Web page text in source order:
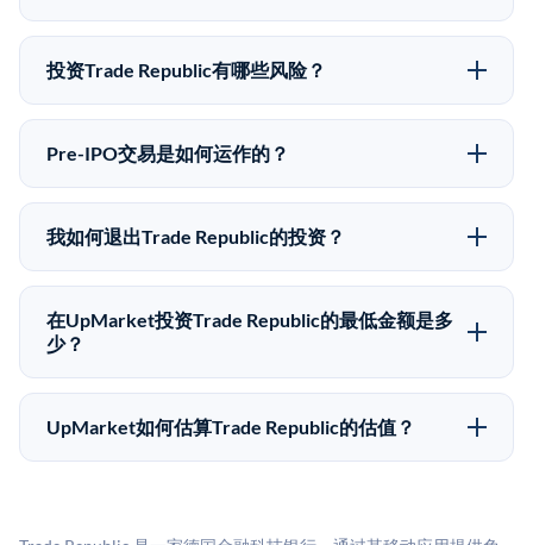
可以。合格投资者可以通过填写本页表单或在
upmarket.co创建账户来表达对Trade Republic股份的投
额为50,000美元。UpMarket是FINRA注册的经纪交易
商，自2019年以来已经纪超过5亿美元的另类投资。
投资Trade Republic有哪些风险？
Pre-IPO投资存在重大风险。Trade Republic的股份流动
性低，意味着没有公开市场可以快速出售。不存在确定
者应做好可能全部损失的准备。私有公司的估值在融资
轮次之间可能大幅波动。投资者应在投资前咨询其财务
Pre-IPO交易是如何运作的？
在Pre-IPO交易中，合格投资者通过二级市场平台从现有
股东（如员工、早期投资者或其他持有人）处购买股
为FINRA注册的经纪交易商促成这些交易，代表双方处
理合规、文件和结算事宜。
我如何退出Trade Republic的投资？
Pre-IPO持股主要有两种退出途径：在二级市场将股份出
售给其他买家，或持有直到公司完成IPO或被收购。两
种途径都受限于转让限制、公司批准（优先购买权）和
做好多年持有的准备。
在UpMarket投资Trade Republic的最低金额是多
少？
UpMarket上大多数Pre-IPO产品的最低投资金额为
50,000美元。具体金额可能因产品和股份供应情况而有
UpMarket如何估算Trade Republic的估值？